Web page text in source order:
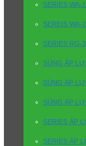
SERIES WA-
SEREIS WA-
SERIES RG-
SÚNG ÁP
SÚNG ÁP
SÚNG ÁP
SERIES ÁP
SERIES ÁP